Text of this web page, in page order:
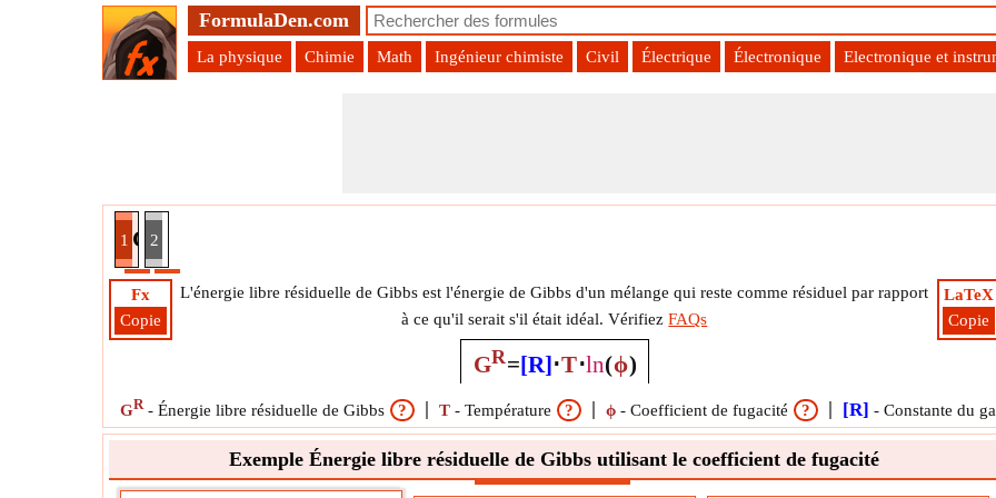
FormulaDen.com
La physique Chimie Math Ingénieur chimiste Civil Électrique Électronique Electronique et
1
de Gibbs utilisant le coefficient de fugacité
2
Fx
Copie
LaTeX
Copie
L'énergie libre résiduelle de Gibbs est l'énergie de Gibbs d'un mélange qui reste comme résiduel par rapport
à ce qu'il serait s'il était idéal. VérifiezFAQs
GR=[R]⋅T⋅ln(ϕ)
GR- Énergie libre résiduelle de Gibbs ? T - Température ? ϕ - Coefficient de fugacité ? [R] - Constante du
Exemple Énergie libre résiduelle de Gibbs utilisant le coefficient de fugacité